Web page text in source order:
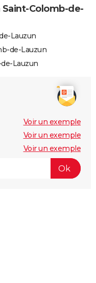
Colomb-de-
Lauzun
de-Lauzun
Lauzun
Voir un exemple
Voir un exemple
Voir un exemple